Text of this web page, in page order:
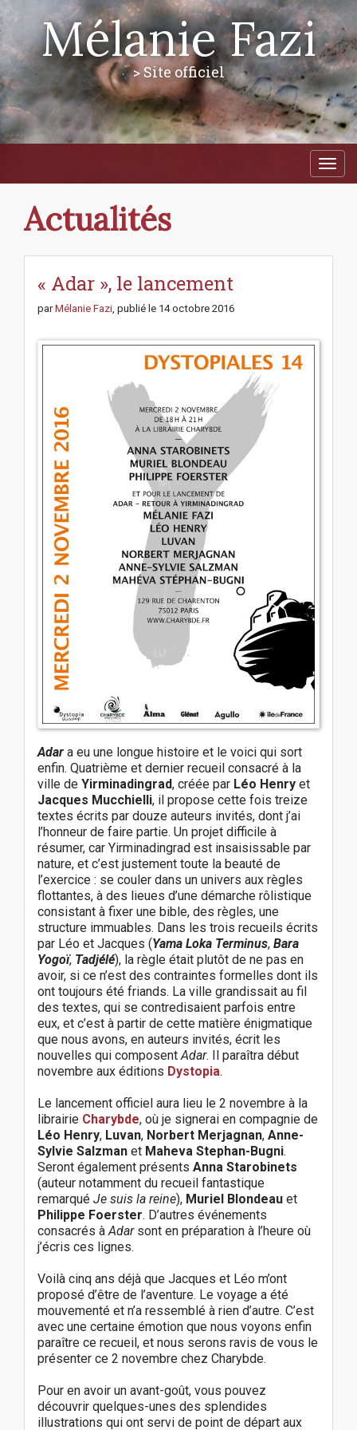
Mélanie Fazi
> Site officiel
M
i
i
Actualités
« Adar », le lancement
parMélanie Fazi, publié le 14 octobre 2016
Adar a eu une longue histoire et le voici qui sort
enfin. Quatrième et dernier recueil consacré à la
ville de Yirminadingrad, créée par Léo Henry et
Jacques Mucchielli, il propose cette fois treize
textes écrits par douze auteurs invités, dont j’ai
l’honneur de faire partie. Un projet difficile à
résumer, car Yirminadingrad est insaisissable par
nature, et c’est justement toute la beauté de
l’exercice : se couler dans un univers aux règles
flottantes, à des lieues d’une démarche rôlistique
consistant à fixer une bible, des règles, une
structure immuables. Dans les trois recueils écrits
par Léo et Jacques (Yama Loka Terminus, Bara
Yogoï, Tadjélé), la règle était plutôt de ne pas en
avoir, si ce n’est des contraintes formelles dont ils
ont toujours été friands. La ville grandissait au fil
des textes, qui se contredisaient parfois entre
eux, et c’est à partir de cette matière énigmatique
que nous avons, en auteurs invités, écrit les
nouvelles qui composentAdar. Il paraîtra début
novembre aux éditions Dystopia.
Le lancement officiel aura lieu le 2 novembre à la
librairie Charybde, où je signerai en compagnie de
Léo Henry, Luvan, Norbert Merjagnan, Anne-
Sylvie Salzman et Maheva Stephan-Bugni.
Seront également présents Anna Starobinets
(auteur notamment du recueil fantastique
remarqué Je suis la reine), Muriel Blondeau et
Philippe Foerster. D’autres événements
consacrés àAdar sont en préparation à l’heure où
j’écris ces lignes.
Voilà cinq ans déjà que Jacques et Léo m’ont
proposé d’être de l’aventure. Le voyage a été
mouvementé et n’a ressemblé à rien d’autre. C’est
avec une certaine émotion que nous voyons enfin
paraître ce recueil, et nous serons ravis de vous le
présenter ce 2 novembre chez Charybde.
Pour en avoir un avant-goût, vous pouvez
découvrir quelques-unes des splendides
illustrations qui ont servi de point de départ aux